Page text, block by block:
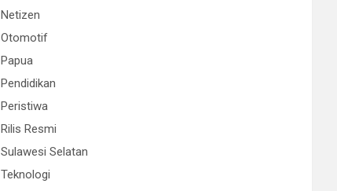
Netizen
Otomotif
Papua
Pendidikan
Peristiwa
Rilis Resmi
Sulawesi Selatan
Teknologi